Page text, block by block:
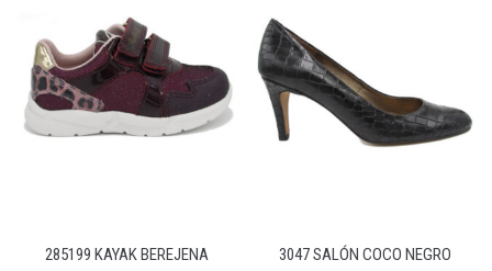
285199 KAYAK BEREJENA
3047 SALÓN COCO NEGRO